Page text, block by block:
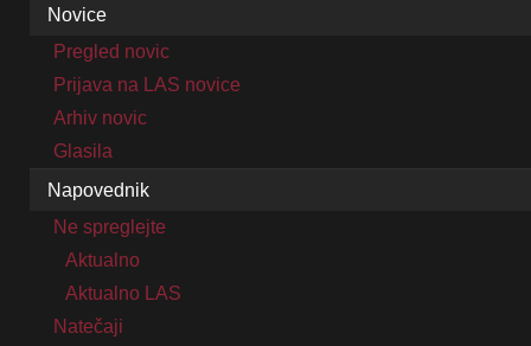
Novice
Pregled novic
Prijava na LAS novice
Arhiv novic
Glasila
Napovednik
Ne spreglejte
Aktualno
Aktualno LAS
Natečaji